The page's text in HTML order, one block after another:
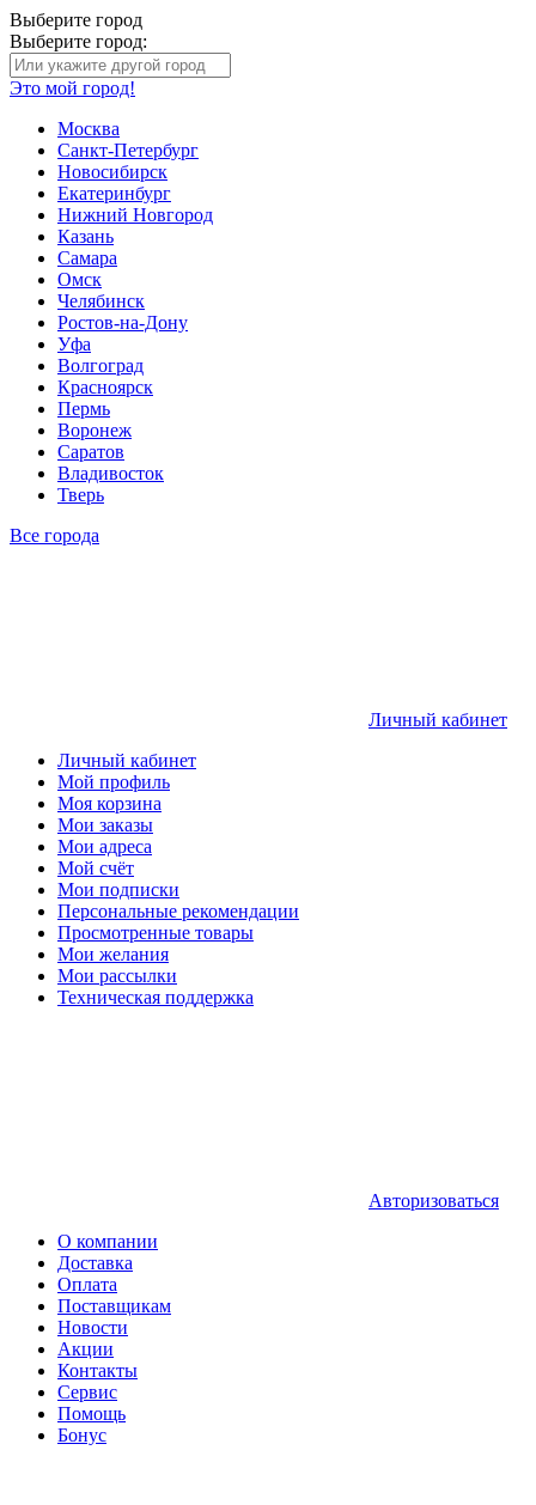
Выберите город
Выберите город:
Это мой город!
Москва
Санкт-Петербург
Новосибирск
Екатеринбург
Нижний Новгород
Казань
Самара
Омск
Челябинск
Ростов-на-Дону
Уфа
Волгоград
Красноярск
Пермь
Воронеж
Саратов
Владивосток
Тверь
Все города
Личный кабинет
Личный кабинет
Мой профиль
Моя корзина
Мои заказы
Мои адреса
Мой счёт
Мои подписки
Персональные рекомендации
Просмотренные товары
Мои желания
Мои рассылки
Техническая поддержка
Авторизоваться
О компании
Доставка
Оплата
Поставщикам
Новости
Акции
Контакты
Сервис
Помощь
Бонус